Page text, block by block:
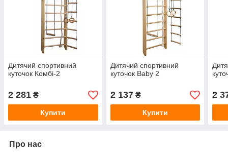
Дитячий спортивний
куточок Комбі-2
2 281 ₴
Купити
Дитячий спортивний
куточок Baby 2
2 137₴
Купити
2
Про нас